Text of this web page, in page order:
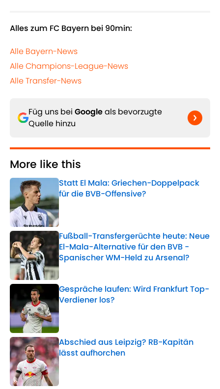
Alles zum FC Bayern bei 90min:
Alle Bayern-News
Alle Champions-League-News
Alle Transfer-News
Füg uns bei Googleals bevorzugte
Quelle hinzu
More like this
Statt El Mala: Griechen-Doppelpack
für die BVB-Offensive?
Published by on Invalid Date
Fußball-Transfergerüchte heute: Neue
El-Mala-Alternative für den BVB -
Spanischer WM-Held zu Arsenal?
Published by on Invalid Date
Gespräche laufen: Wird Frankfurt Top-
Verdiener los?
Published by on Invalid Date
Abschied aus Leipzig? RB-Kapitän
lässt aufhorchen
Published by on Invalid Date